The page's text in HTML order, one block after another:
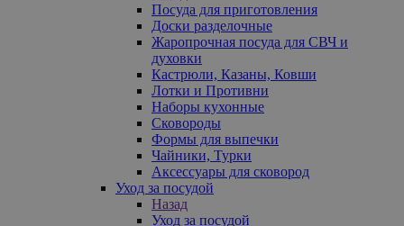
Посуда для приготовления
Доски разделочные
Жаропрочная посуда для СВЧ и
духовки
Кастрюли, Казаны, Ковши
Лотки и Противни
Наборы кухонные
Сковороды
Формы для выпечки
Чайники, Турки
Аксессуары для сковород
Уход за посудой
Назад
Уход за посудой